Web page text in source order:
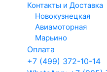
Контакты и Доставка
Новокузнецкая
Авиамоторная
Марьино
Оплата
+7 (499) 372-10-14
Клише из полимера
гарантия 1 год
Сроки изготовления